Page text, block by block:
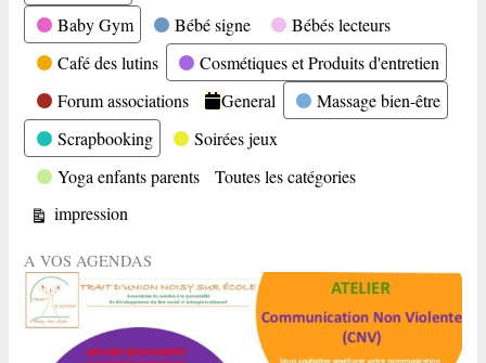
Baby Gym
Bébé signe
Bébés lecteurs
Café des lutins
Cosmétiques et Produits d'entretien
Forum associations
General
Massage bien-être
Scrapbooking
Soirées jeux
Yoga enfants parents
Toutes les catégories
Vue
impression
A VOS AGENDAS